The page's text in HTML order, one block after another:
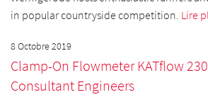
in popular countryside competition. Lire
8 Octobre 2019
Clamp-On Flowmeter KATflow
Consultant Engineers